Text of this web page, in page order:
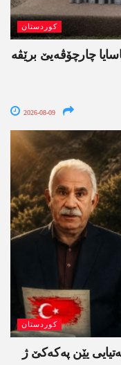
کوردستان
چارچۆڤەیێ برێڤە
2026-08-09
کوردستان
یێن پەکەکێ ژ